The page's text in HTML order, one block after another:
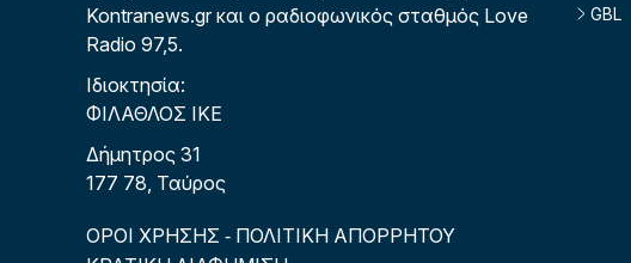
Kontranews.gr και ο ραδιοφωνικός σταθμός Love
Radio 97,5.
Ιδιοκτησία:
ΦΙΛΑΘΛΟΣ ΙΚΕ
Δήμητρος 31
177 78, Ταύρος
ΟΡΟΙ ΧΡΗΣΗΣ - ΠΟΛΙΤΙΚΗ ΑΠΟΡΡΗΤΟΥ
GBL